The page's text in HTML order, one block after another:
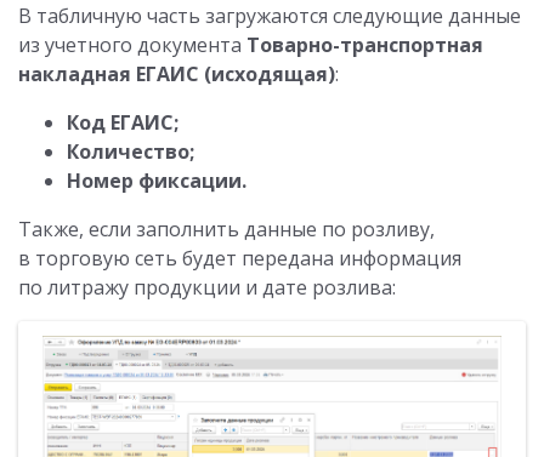
В табличную часть загружаются следующие данные
из учетного документа Товарно-транспортная
накладная ЕГАИС (исходящая):
Код ЕГАИС;
Количество;
Номер фиксации.
Также, если заполнить данные по розливу,
в торговую сеть будет передана информация
по литражу продукции и дате розлива: